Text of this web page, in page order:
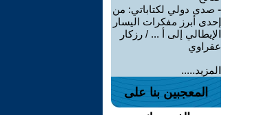
- صدى دولي لكتاباتي: من
إحدى أبرز مفكرات اليسار
الإيطالي إلى أ ... / رزكار
عقراوي
المزيد.....
المعجبين بنا على